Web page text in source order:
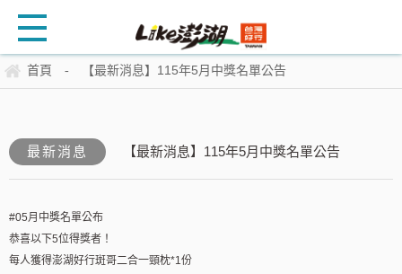
首頁 - 【最新消息】115年5月中獎名單公告
最新消息 【最新消息】115年5月中獎名單公告
#05月中獎名單公布
恭喜以下5位得獎者！
每人獲得澎湖好行斑哥二合一頸枕*1份